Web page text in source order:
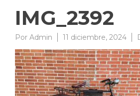
IMG_2392
Por Admin 11 diciembre, 2024